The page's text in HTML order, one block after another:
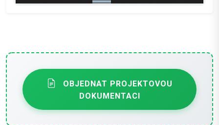
OBJEDNAT PROJEKTOVOU
DOKUMENTACI